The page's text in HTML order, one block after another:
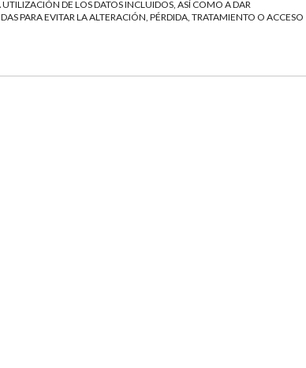
DE LOS DATOS INCLUIDOS, ASÍ COMO A DAR
PARA EVITAR LA ALTERACIÓN, PÉRDIDA, TRATAMIENTO O ACCESO